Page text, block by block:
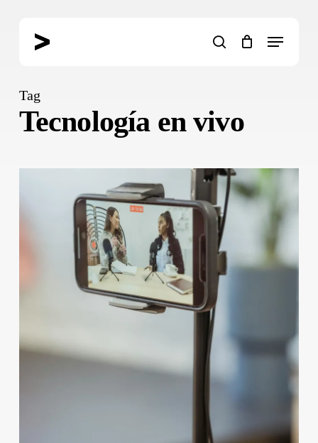
search
Menu
Tag
Tecnología en vivo